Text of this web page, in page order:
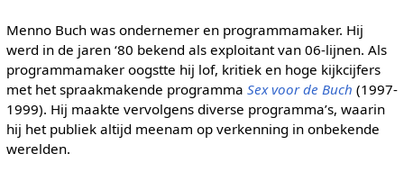
Menno Buch was ondernemer en programmamaker. Hij
werd in de jaren ‘80 bekend als exploitant van 06-lijnen. Als
programmamaker oogstte hij lof, kritiek en hoge kijkcijfers
met het spraakmakende programma Sex voor de Buch (1997-
1999). Hij maakte vervolgens diverse programma’s, waarin
hij het publiek altijd meenam op verkenning in onbekende
werelden.